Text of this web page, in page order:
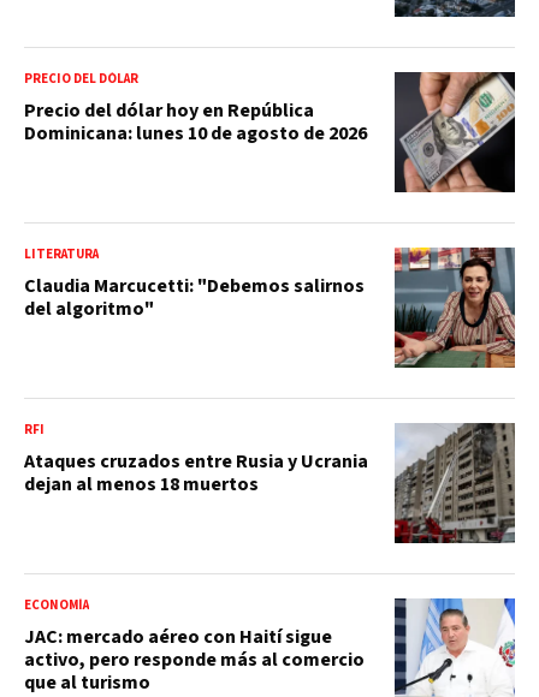
PRECIO DEL DÓLAR
Precio del dólar hoy en República
Dominicana: lunes 10 de agosto de 2026
LITERATURA
Claudia Marcucetti: "Debemos salirnos
del algoritmo"
RFI
Ataques cruzados entre Rusia y Ucrania
dejan al menos 18 muertos
ECONOMÍA
JAC: mercado aéreo con Haití sigue
activo, pero responde más al comercio
que al turismo